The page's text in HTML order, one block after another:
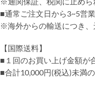
■通常ご注文日から3~5営
※海外からの輸送につき、
【国際送料】
■１回のお買い上げ金額が
■合計10,000円(税込)未満